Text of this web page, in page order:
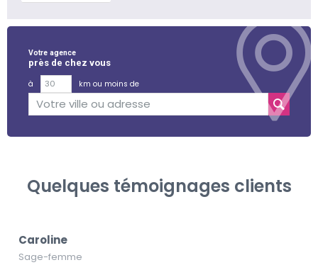
Votre agence
près de chez vous
à
km ou moins de
Quelques témoignages clients
Caroline
Sage-femme